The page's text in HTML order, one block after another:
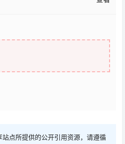
点所提供的公开引用资源，请遵循